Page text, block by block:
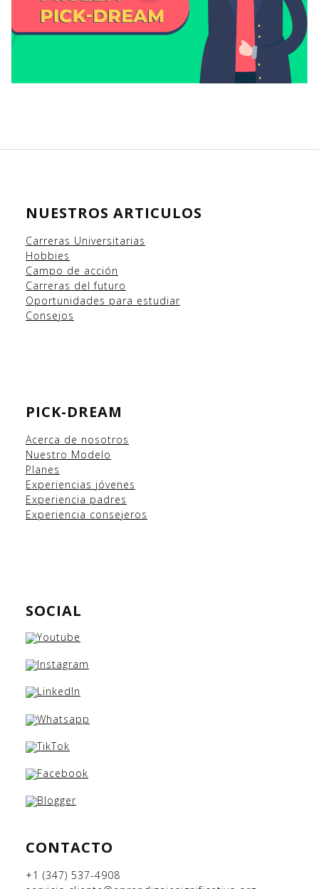
NUESTROS ARTICULOS
Carreras Universitarias
Hobbies
Campo de acción
Carreras del futuro
Oportunidades para estudiar
Consejos
PICK-DREAM
Acerca de nosotros
Nuestro Modelo
Planes
Experiencias jóvenes
Experiencia padres
Experiencia consejeros
SOCIAL
CONTACTO
+1 (347) 537-4908